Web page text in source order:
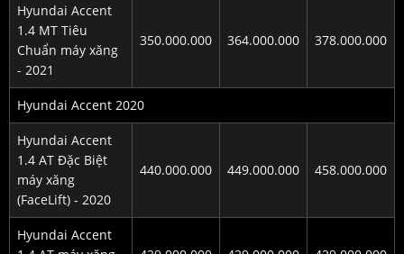
Hyundai Accent
1.4 MT Tiêu
Chuẩn máy xăng
- 2021
350.000.000 364.000.000 378.000.000
Hyundai Accent 2020
Hyundai Accent
1.4 AT Đặc Biệt
máy xăng
(FaceLift) - 2020
440.000.000 449.000.000 458.000.000
Hyundai Accent